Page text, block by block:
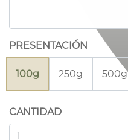
PRESENTACIÓN
100g 250g 500g
CANTIDAD